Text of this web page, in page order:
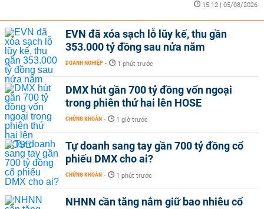
15:12 | 05/08/2026
EVN đã xóa sạch lỗ lũy kế, thu gần
353.000 tỷ đồng sau nửa năm
DOANH NGHIỆP - 1 phút trước
DMX hút gần 700 tỷ đồng vốn ngoại
trong phiên thứ hai lên HOSE
CHỨNG KHOÁN - 1 giờ trước
Tự doanh sang tay gần 700 tỷ đồng cổ
phiếu DMX cho ai?
CHỨNG KHOÁN - 1 phút trước
NHNN cần tăng nắm giữ bao nhiêu cổ